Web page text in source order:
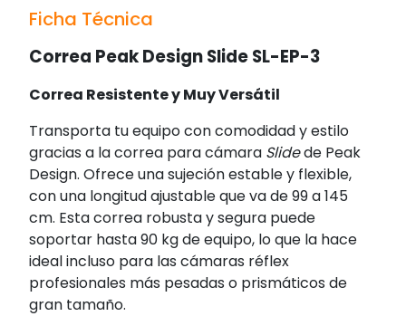
Ficha Técnica
Correa Peak Design Slide SL-EP-3
Correa Resistente y Muy Versátil
Transporta tu equipo con comodidad y estilo
gracias a la correa para cámara Slidede Peak
Design. Ofrece una sujeción estable y flexible,
con una longitud ajustable que va de 99 a 145
cm. Esta correa robusta y segura puede
soportar hasta 90 kg de equipo, lo que la hace
ideal incluso para las cámaras réflex
profesionales más pesadas o prismáticos de
gran tamaño.